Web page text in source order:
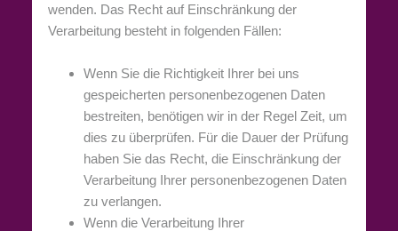
wenden. Das Recht auf Einschränkung der
Verarbeitung besteht in folgenden Fällen:
Wenn Sie die Richtigkeit Ihrer bei uns
gespeicherten personenbezogenen Daten
bestreiten, benötigen wir in der Regel Zeit, um
dies zu überprüfen. Für die Dauer der Prüfung
haben Sie das Recht, die Einschränkung der
Verarbeitung Ihrer personenbezogenen Daten
zu verlangen.
Wenn die Verarbeitung Ihrer